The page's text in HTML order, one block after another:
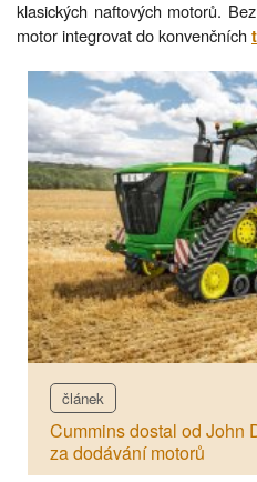
klasických naftových motorů.
motor integrovat do konvenčních
článek
Cummins dostal od John
za dodávání motorů